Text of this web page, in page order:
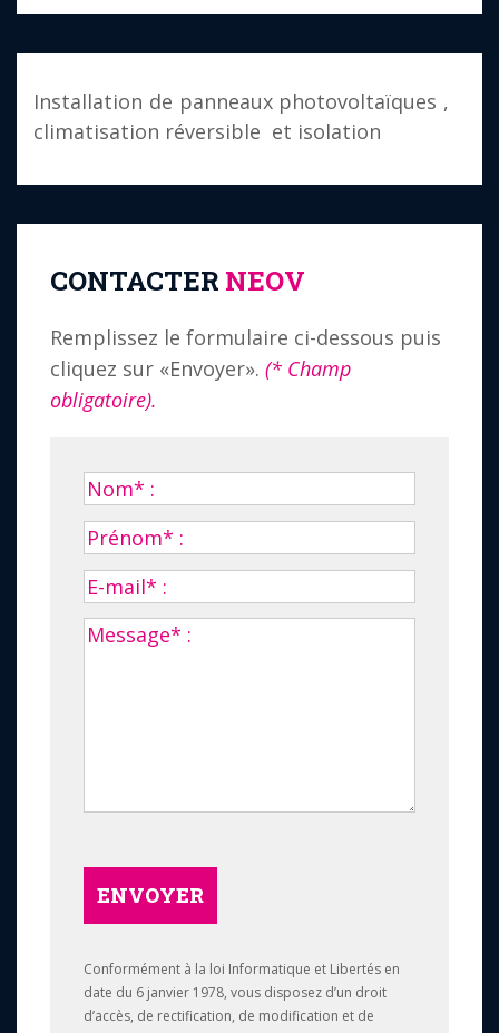
Installation de panneaux photovoltaïques ,
climatisation réversible et isolation
CONTACTER NEOV
Remplissez le formulaire ci-dessous puis
cliquez sur «Envoyer». (* Champ
obligatoire).
ENVOYER
Conformément à la loi Informatique et Libertés en
date du 6 janvier 1978, vous disposez d’un droit
d’accès, de rectification, de modification et de